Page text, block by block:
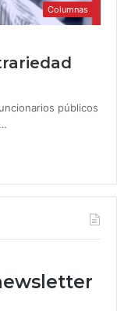
Columnas
públicos